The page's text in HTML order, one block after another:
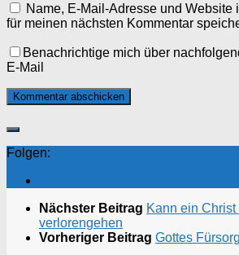
Name, E-Mail-Adresse und Website
für meinen nächsten Kommentar
Benachrichtige mich über
E-Mail
Folgen:
Nächster Beitrag Kann ein
verlorengehen
Vorheriger Beitrag Gottes